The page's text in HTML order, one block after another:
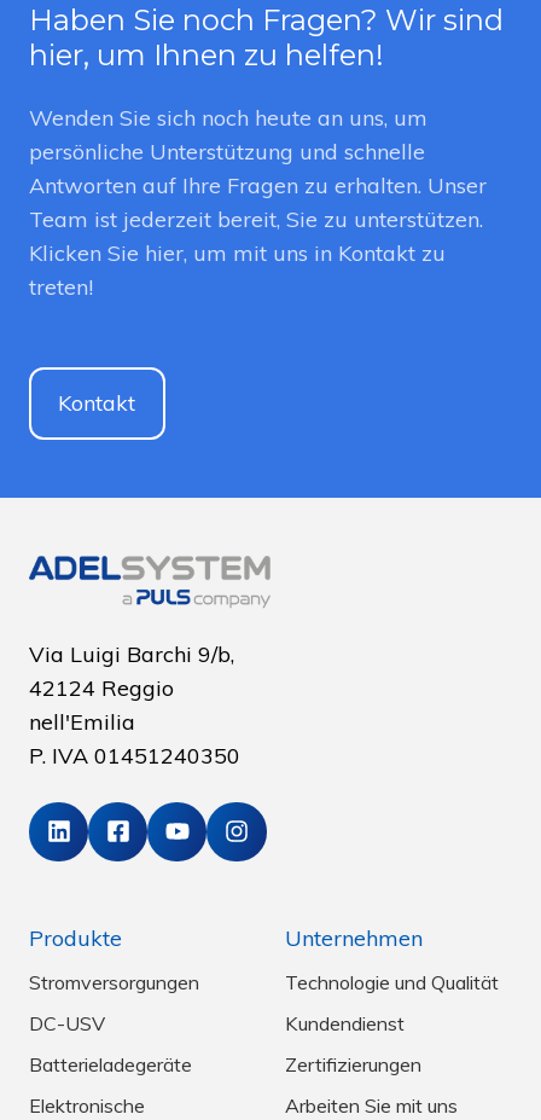
Haben Sie noch Fragen? Wir sind
hier, um Ihnen zu helfen!
Wenden Sie sich noch heute an uns, um
persönliche Unterstützung und schnelle
Antworten auf Ihre Fragen zu erhalten. Unser
Team ist jederzeit bereit, Sie zu unterstützen.
Klicken Sie hier, um mit uns in Kontakt zu
treten!
Kontakt
Via Luigi Barchi 9/b,
42124 Reggio
nell'Emilia
P. IVA 01451240350
Produkte
Stromversorgungen
DC-USV
Batterieladegeräte
Elektronische
Unternehmen
Technologie und Qualität
Kundendienst
Zertifizierungen
Arbeiten Sie mit uns